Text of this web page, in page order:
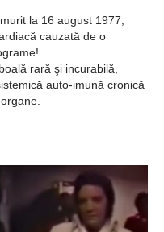
la 16 august 1977,
cauzată de o
rară şi incurabilă,
auto-imună cronică